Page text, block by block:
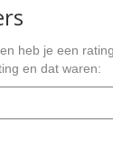
heb je een
en dat waren: